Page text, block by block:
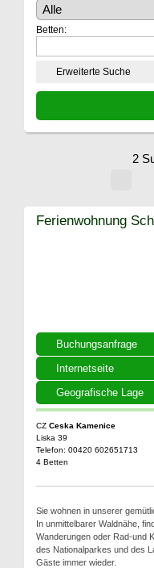
Betten:
Erweiterte Suche
2
Buchungsanfrage
Internetseite
Geografische Lage
Ferienwohnung
CZ Ceska Kamenice
Liska 39
Telefon: 00420 602651713
4 Betten
Sie wohnen in unserer
In unmittelbarer Waldnähe,
Wanderungen oder Rad-und
des Nationalparkes und des
Gäste immer wieder.